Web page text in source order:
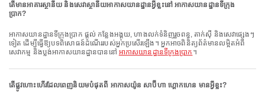
តើមានអាគារស្ថានីយ និងសេវាស្ថានីយអាកាសយានដ្ឋានអ្វីខ្លះនៅ អាកាសយានដ្ឋានទីក្រុង
ប្រាក?
អាកាសយានដ្ឋានទីក្រុងប្រាក ផ្តល់ កន្លែងអង្គុយ, ហាងលក់ទំនិញរួចពន្ធ, តាក់ស៊ី និងសេវាផ្សេងៗ
ទៀត ដើម្បីធ្វើឱ្យបទពិសោធន៍ដំណើររបស់អ្នកប្រសើរឡើង។ អ្នកអាចពិនិត្យព័ត៌មានលម្អិតអំពី
សេវាកម្ម និងប្លង់អាកាសយានដ្ឋានបាននៅ អាកាសយានដ្ឋានទីក្រុងប្រាក ។
តើផ្លូវហោះហើរដែលពេញនិយមបំផុតពី អាកាសយ៉ូន សាប៊ីហា ហ្គោកហេន មានអ្វីខ្លះ?